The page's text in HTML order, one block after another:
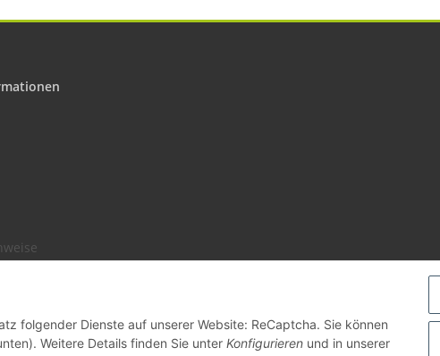
folgender Dienste auf unserer Website: ReCaptcha. Sie können
Weitere Details finden Sie unter Konfigurieren und in unserer